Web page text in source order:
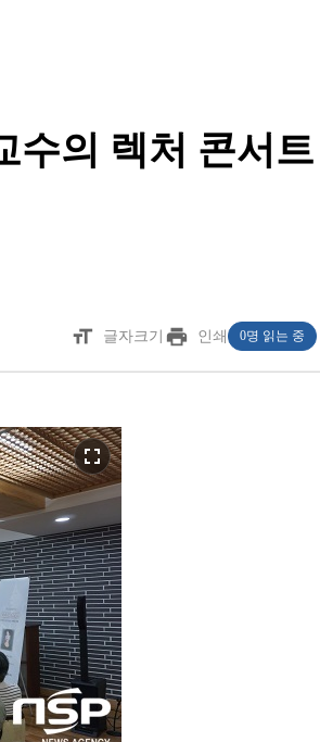
수의 렉처 콘서트
format_size 글자크기 print 인쇄 0명 읽는 중
fullscreen